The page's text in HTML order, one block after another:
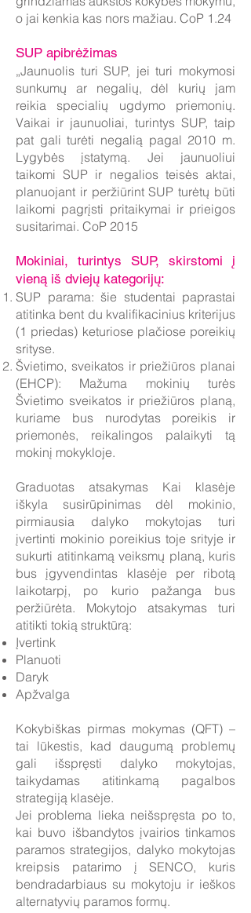
o jai kenkia kas nors mažiau. CoP 1.24
SUP apibrėžimas
„Jaunuolis turi SUP, jei turi mokymosi
sunkumų ar negalių, dėl kurių jam
reikia specialių ugdymo priemonių.
Vaikai ir jaunuoliai, turintys SUP, taip
pat gali turėti negalią pagal 2010 m.
Lygybės įstatymą. Jei jaunuoliui
taikomi SUP ir negalios teisės aktai,
planuojant ir peržiūrint SUP turėtų būti
laikomi pagrįsti pritaikymai ir prieigos
susitarimai. CoP 2015
Mokiniai, turintys SUP, skirstomi į
vieną iš dviejų kategorijų:
SUP parama: šie studentai paprastai
atitinka bent du kvalifikacinius kriterijus
(1 priedas) keturiose plačiose poreikių
srityse.
Švietimo, sveikatos ir priežiūros planai
(EHCP): Mažuma mokinių turės
Švietimo sveikatos ir priežiūros planą,
kuriame bus nurodytas poreikis ir
priemonės, reikalingos palaikyti tą
mokinį mokykloje.
Graduotas atsakymas Kai klasėje
iškyla susirūpinimas dėl mokinio,
pirmiausia dalyko mokytojas turi
įvertinti mokinio poreikius toje srityje ir
sukurti atitinkamą veiksmų planą, kuris
bus įgyvendintas klasėje per ribotą
laikotarpį, po kurio pažanga bus
peržiūrėta. Mokytojo atsakymas turi
atitikti tokią struktūrą:
Įvertink
Planuoti
Daryk
Apžvalga
Kokybiškas pirmas mokymas (QFT) –
tai lūkestis, kad daugumą problemų
gali išspręsti dalyko mokytojas,
taikydamas atitinkamą pagalbos
strategiją klasėje.
Jei problema lieka neišspręsta po to,
kai buvo išbandytos įvairios tinkamos
paramos strategijos, dalyko mokytojas
kreipsis patarimo į SENCO, kuris
bendradarbiaus su mokytoju ir ieškos
alternatyvių paramos formų.